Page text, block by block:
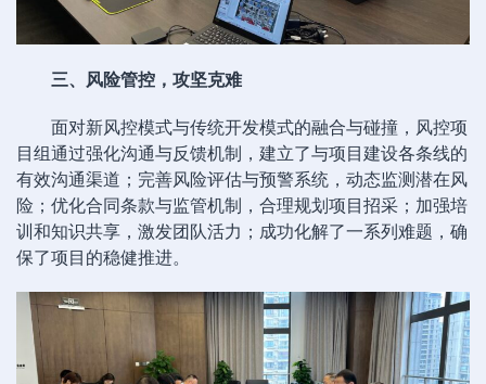
三、风险管控，攻坚克难
面对新风控模式与传统开发模式的融合与碰撞，风控项
目组通过强化沟通与反馈机制，建立了与项目建设各条线的
有效沟通渠道；完善风险评估与预警系统，动态监测潜在风
险；优化合同条款与监管机制，合理规划项目招采；加强培
训和知识共享，激发团队活力；成功化解了一系列难题，确
保了项目的稳健推进。